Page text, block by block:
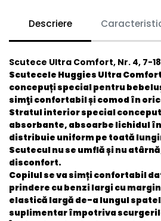
Descriere
Scutece Ultra Comfort, Nr. 4, 7-
Scutecele Huggies Ultra
concepuți special pentru
simţi confortabil și comod în
Stratul interior special
absorbante, absoarbe lichidul
distribuie uniform pe toată
Scutecul nu se umflă și nu
disconfort.
Copilul se va simți confortabil
prindere cu benzi largi cu
elastică largă de-a lungul
suplimentar împotriva